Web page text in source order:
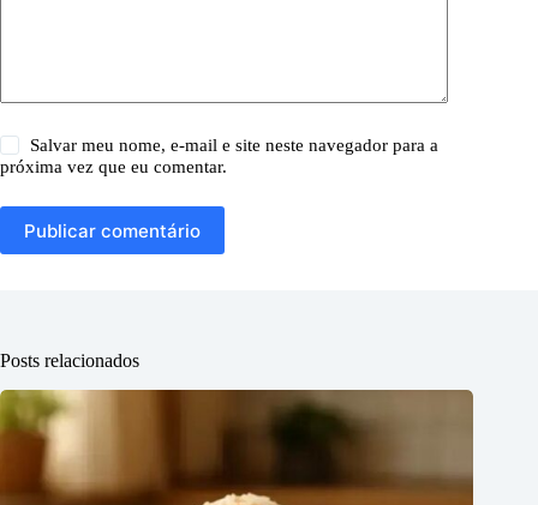
Salvar meu nome, e-mail e site neste navegador para a
próxima vez que eu comentar.
Publicar comentário
Posts relacionados